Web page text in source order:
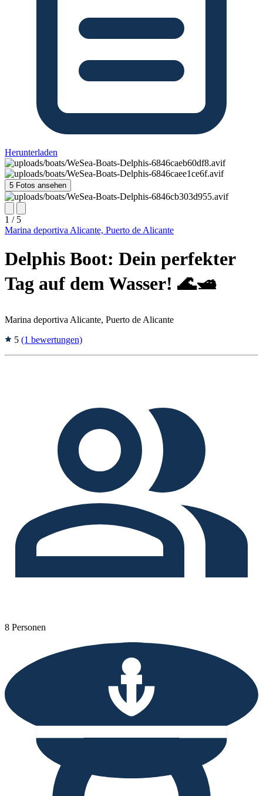
Herunterladen
5 Fotos ansehen
1 / 5
Marina deportiva Alicante, Puerto de Alicante
Delphis Boot: Dein perfekter
Tag auf dem Wasser! 🌊🛥️
Marina deportiva Alicante, Puerto de Alicante
5 (1 bewertungen)
8 Personen